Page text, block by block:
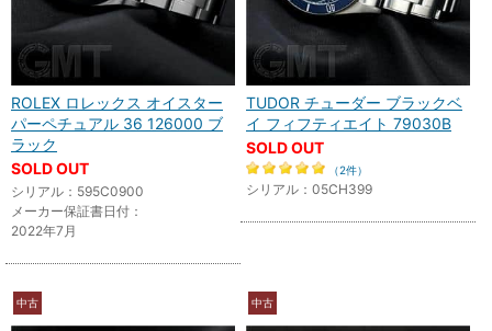
ROLEX ロレックス オイスター
パーペチュアル 36 126000 ブ
ラック
SOLD OUT
シリアル：595C0900
メーカー保証書日付：
2022年7月
TUDOR チューダー ブラックベ
イ フィフティエイト 79030B
SOLD OUT
（2件）
シリアル：05CH399
中古 中古